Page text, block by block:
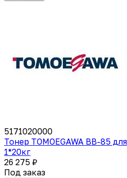
5171020000
Тонер TOMOEGAWA BB-85
1*20кг
26 275 ₽
Под заказ